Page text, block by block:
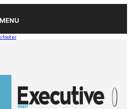
MENU
footer